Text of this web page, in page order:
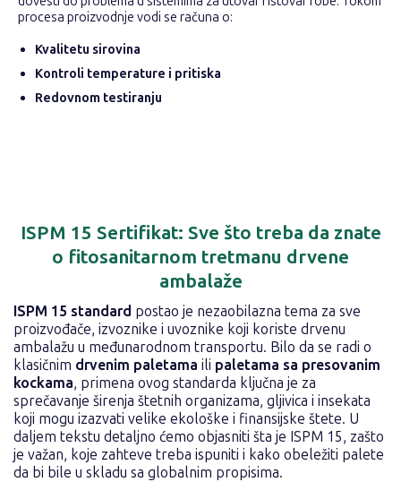
procesa proizvodnje vodi se računa o:
Kvalitetu sirovina
Kontroli temperature i pritiska
Redovnom testiranju
ISPM 15 Sertifikat: Sve što treba da znate
o fitosanitarnom tretmanu drvene
ambalaže
ISPM 15 standard postao je nezaobilazna tema za sve
proizvođače, izvoznike i uvoznike koji koriste drvenu
ambalažu u međunarodnom transportu. Bilo da se radi o
klasičnim drvenim paletama ili paletama sa presovanim
kockama, primena ovog standarda ključna je za
sprečavanje širenja štetnih organizama, gljivica i insekata
koji mogu izazvati velike ekološke i finansijske štete. U
daljem tekstu detaljno ćemo objasniti šta je ISPM 15, zašto
je važan, koje zahteve treba ispuniti i kako obeležiti palete
da bi bile u skladu sa globalnim propisima.